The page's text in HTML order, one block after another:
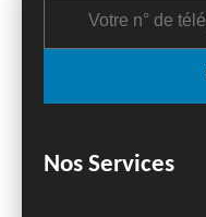
Nos Services